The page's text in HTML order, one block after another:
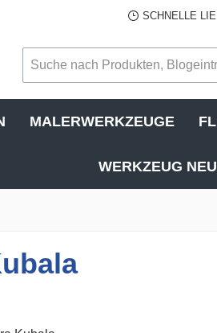
SCHNELLE
MALERWERKZEUGE
WERKZEUG